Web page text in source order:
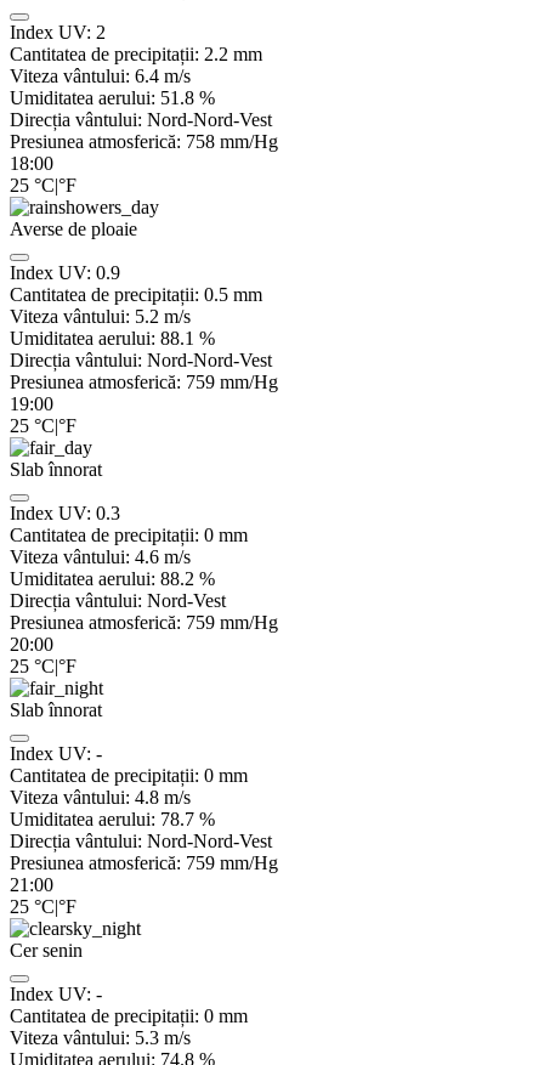
Index UV: 2
Cantitatea de precipitații: 2.2 mm
Viteza vântului: 6.4 m/s
Umiditatea aerului: 51.8 %
Direcția vântului: Nord-Nord-Vest
Presiunea atmosferică: 758 mm/Hg
18:00
25 °C|°F
Averse de ploaie
Index UV: 0.9
Cantitatea de precipitații: 0.5 mm
Viteza vântului: 5.2 m/s
Umiditatea aerului: 88.1 %
Direcția vântului: Nord-Nord-Vest
Presiunea atmosferică: 759 mm/Hg
19:00
25 °C|°F
Slab înnorat
Index UV: 0.3
Cantitatea de precipitații: 0 mm
Viteza vântului: 4.6 m/s
Umiditatea aerului: 88.2 %
Direcția vântului: Nord-Vest
Presiunea atmosferică: 759 mm/Hg
20:00
25 °C|°F
Slab înnorat
Index UV: -
Cantitatea de precipitații: 0 mm
Viteza vântului: 4.8 m/s
Umiditatea aerului: 78.7 %
Direcția vântului: Nord-Nord-Vest
Presiunea atmosferică: 759 mm/Hg
21:00
25 °C|°F
Cer senin
Index UV: -
Cantitatea de precipitații: 0 mm
Viteza vântului: 5.3 m/s
Umiditatea aerului: 74.8 %